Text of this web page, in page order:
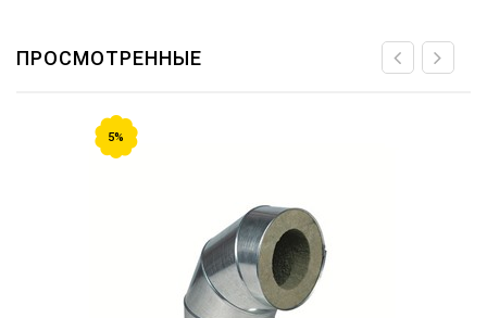
ПРОСМОТРЕННЫЕ
5%